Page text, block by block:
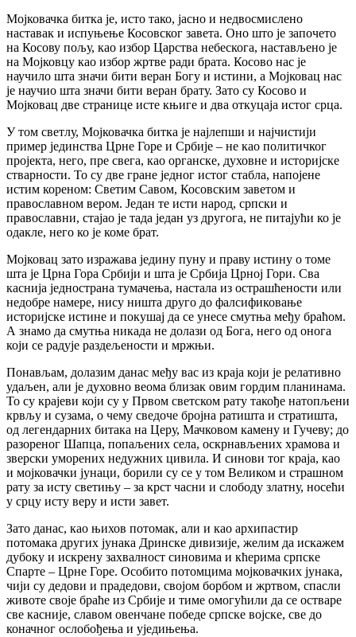
‍Мојковачка битка је, исто тако, јасно и недвосмислено
наставак и испуњење Косовског завета. Оно што је започето
на Косову пољу, као избор Царства небескога, настављено је
на Мојковцу као избор жртве ради брата. Косово нас је
научило шта значи бити веран Богу и истини, а Мојковац нас
је научио шта значи бити веран брату. Зато су Косово и
Мојковац две странице исте књиге и два откуцаја истог срца.
‍У том светлу, Мојковачка битка је најлепши и најчистији
пример јединства Црне Горе и Србије – не као политичког
пројекта, него, пре свега, као органске, духовне и историјске
стварности. То су две гране једног истог стабла, напојене
истим кореном: Светим Савом, Косовским заветом и
православном вером. Један те исти народ, српски и
православни, стајао је тада један уз другога, не питајући ко је
одакле, него ко је коме брат.
‍Мојковац зато изражава једину пуну и праву истину о томе
шта је Црна Гора Србији и шта је Србија Црној Гори. Сва
каснија једнострана тумачења, настала из острашћености или
недобре намере, нису ништа друго до фалсификовање
историјске истине и покушај да се унесе смутња међу браћом.
А знамо да смутња никада не долази од Бога, него од онога
који се радује раздељености и мржњи.
‍Понављам, долазим данас међу вас из краја који је релативно
удаљен, али је духовно веома близак овим гордим планинама.
То су крајеви који су у Првом светском рату такође натопљени
крвљу и сузама, о чему сведоче бројна ратишта и стратишта,
од легендарних битака на Церу, Мачковом камену и Гучеву; до
разореног Шапца, попаљених села, оскрнављених храмова и
зверски уморених недужних цивила. И синови тог краја, као
и мојковачки јунаци, борили су се у том Великом и страшном
рату за исту светињу – за крст часни и слободу златну, носећи
у срцу исту веру и исти завет.
‍Зато данас, као њихов потомак, али и као архипастир
потомака других јунака Дринске дивизије, желим да искажем
дубоку и искрену захвалност синовима и кћерима српске
Спарте – Црне Горе. Особито потомцима мојковачких јунака,
чији су дедови и прадедови, својом борбом и жртвом, спасли
животе своје браће из Србије и тиме омогућили да се остваре
све касније, славом овенчане победе српске војске, све до
коначног ослобођења и уједињења.